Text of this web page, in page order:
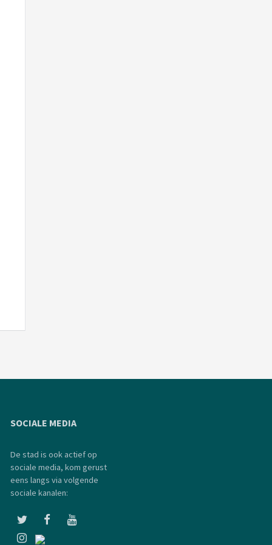
SOCIALE MEDIA
De stad is ook actief op
sociale media, kom gerust
eens langs via volgende
sociale kanalen: